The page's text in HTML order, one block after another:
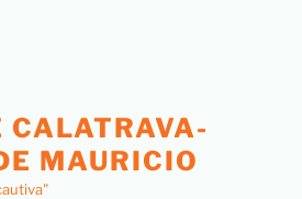
CALATRAVA-
MAURICIO